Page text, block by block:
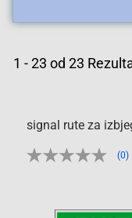
1 - 23 od 23
signal rute za
(0)